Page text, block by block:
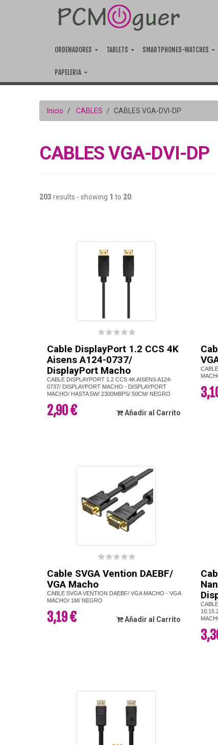
ORDENADORES TABLETS SMARTPHONES-WATCHES
PAPELERIA
Inicio CABLES CABLES VGA-DVI-DP
CABLES VGA-DVI-DP
203 results - showing 1 to 20
Cable DisplayPort 1.2 CCS 4K
Aisens A124-0737/
DisplayPort Macho
CABLE DISPLAYPORT 1.2 CCS 4K AISENS A124-
0737/ DISPLAYPORT MACHO - DISPLAYPORT
MACHO/ HASTA 5W/ 2300MBPS/ 50CM/ NEGRO
2,90 € Añadir al Carrito
Cable SVGA Vention DAEBF/
VGA Macho
CABLE SVGA VENTION DAEBF/ VGA MACHO - VGA
MACHO/ 1M/ NEGRO
3,19 € Añadir al Carrito